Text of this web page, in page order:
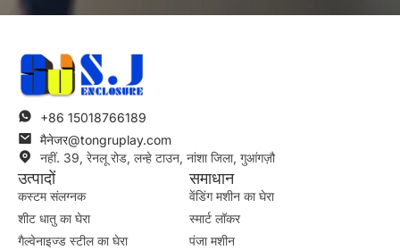
+86 15018766189
मैनेजर@tongruplay.com
नहीं. 39, रेनलू रोड, लन्हे टाउन, नांशा जिला, गुआंगज़ौ
उत्पादों
कस्टम संलग्नक
शीट धातु का घेरा
गैल्वेनाइज्ड स्टील का घेरा
समाधान
वेंडिंग मशीन का घेरा
स्मार्ट लॉकर
पंजा मशीन